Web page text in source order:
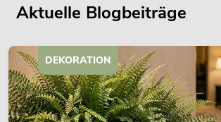
Aktuelle Blogbeiträge
DEKORATION